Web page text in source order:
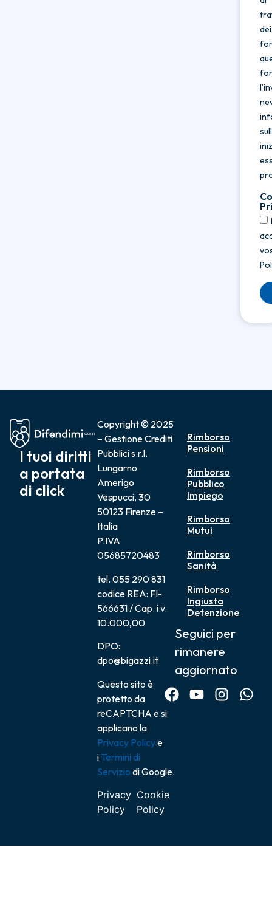
I tuoi diritti
a portata
di click
Copyright © 2025
– Gestione Crediti
Pubblici s.r.l.
Lungarno
Amerigo
Vespucci, 30
50123 Firenze –
Italia
P.IVA
05685720483
tel. 055 290 831
codice REA: FI-
566631 / Cap. i.v.
10.000,00
DPO:
dpo@bigazzi.it
Questo sito è
protetto da
reCAPTCHA e si
applicano la
Privacy Policye
i Termini di
Servizio di Google.
Privacy
Policy
Cookie
Policy
Rimborso
Pensioni
Rimborso
Pubblico
Impiego
Rimborso
Mutui
Rimborso
Sanità
Rimborso
Ingiusta
Detenzione
Seguici per
rimanere
aggiornato